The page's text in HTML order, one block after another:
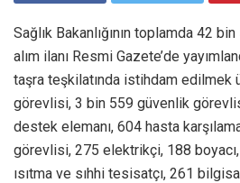
Sağlık Bakanlığının toplamda 42
alım ilanı Resmi Gazete’de
taşra teşkilatında istihdam
görevlisi, 3 bin 559 güvenlik
destek elemanı, 604 hasta
görevlisi, 275 elektrikçi, 188
ısıtma ve sıhhi tesisatçı, 261